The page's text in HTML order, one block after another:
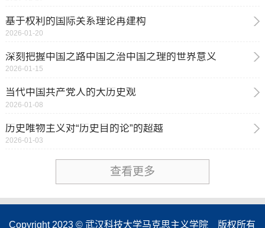
基于权利的国际关系理论再建构
2026-01-20
深刻把握中国之路中国之治中国之理的世界意义
2026-01-15
当代中国共产党人的大历史观
2026-01-08
历史唯物主义对“历史目的论”的超越
2026-01-03
查看更多
Copyright 2023 © 武汉科技大学马克思主义学院 版权所有